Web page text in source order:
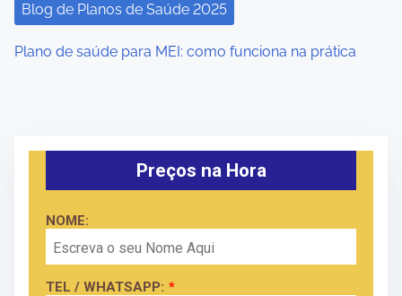
Blog de Planos de Saúde 2025
Plano de saúde para MEI: como funciona na prática